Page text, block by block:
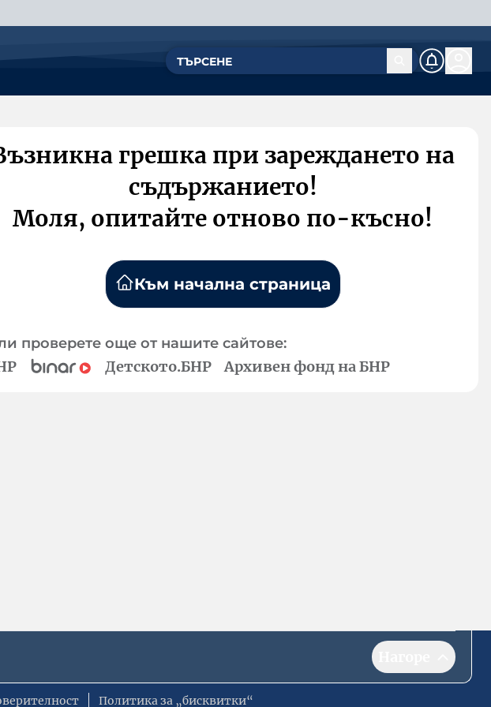
грешка при зареждането на
съдържанието!
Моля, опитайте отново по-късно!
Към начална страница
проверете още от нашите сайтове:
Детското.БНР Архивен фонд на БНР
Политика за „бисквитки“